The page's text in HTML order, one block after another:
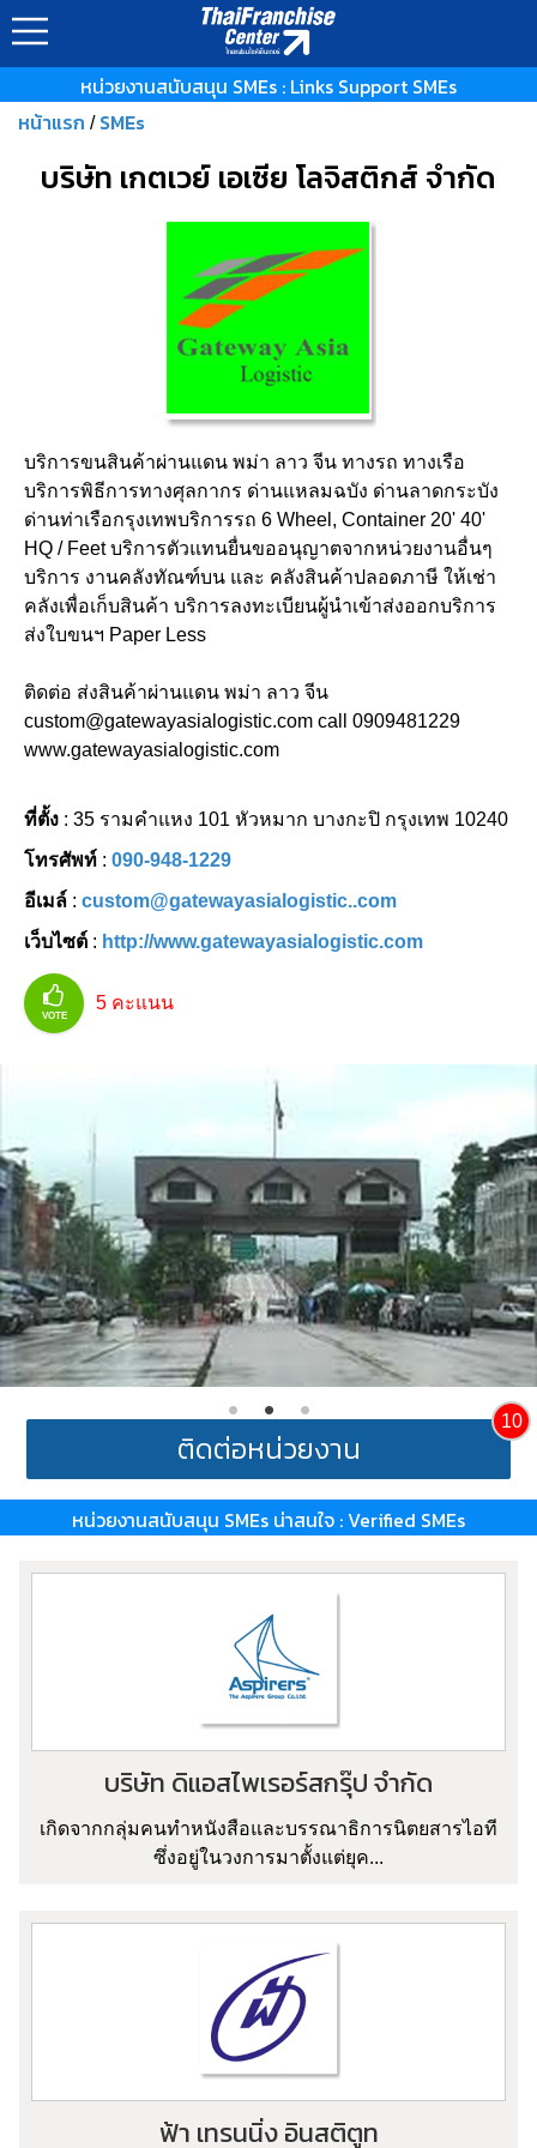
หน่วยงานสนับสนุน SMEs : Links Support SMEs
หน้าแรก / SMEs
บริษัท เกตเวย์ เอเซีย โลจิสติกส์ จำกัด
บริการขนสินค้าผ่านแดน พม่า ลาว จีน ทางรถ ทางเรือ
บริการพิธีการทางศุลกากร ด่านแหลมฉบัง ด่านลาดกระบัง
ด่านท่าเรือกรุงเทพบริการรถ 6 Wheel, Container 20' 40'
HQ / Feet บริการตัวแทนยื่นขออนุญาตจากหน่วยงานอื่นๆ
บริการ งานคลังทัณฑ์บน และ คลังสินค้าปลอดภาษี ให้เช่า
คลังเพื่อเก็บสินค้า บริการลงทะเบียนผู้นำเข้าส่งออกบริการ
ส่งใบขนฯ Paper Less
ติดต่อ ส่งสินค้าผ่านแดน พม่า ลาว จีน
custom@gatewayasialogistic.com call 0909481229
www.gatewayasialogistic.com
ที่ตั้ง : 35 รามคำแหง 101 หัวหมาก บางกะปิ กรุงเทพ 10240
โทรศัพท์ : 090-948-1229
อีเมล์ : custom@gatewayasialogistic..com
เว็บไซต์ : http://www.gatewayasialogistic.com
VOTE
5 คะแนน
ติดต่อหน่วยงาน
10
หน่วยงานสนับสนุน SMEs น่าสนใจ : Verified SMEs
บริษัท ดิแอสไพเรอร์สกรุ๊ป จำกัด
เกิดจากกลุ่มคนทำหนังสือและบรรณาธิการนิตยสารไอที
ซึ่งอยู่ในวงการมาตั้งแต่ยุค...
ฟ้า เทรนนิ่ง อินสติตูท